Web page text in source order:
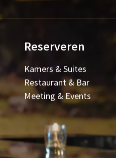
Reserveren
Kamers & Suites
Restaurant & Bar
Meeting & Events